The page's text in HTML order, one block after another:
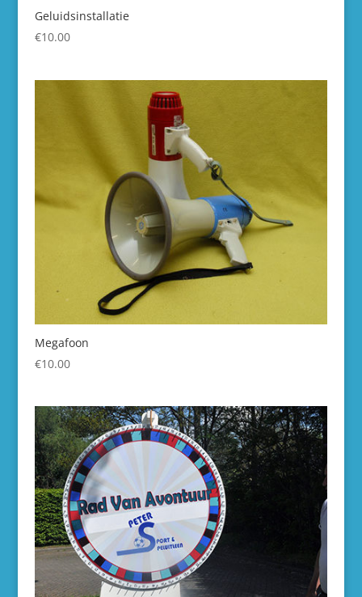
Geluidsinstallatie
€10.00
Megafoon
€10.00